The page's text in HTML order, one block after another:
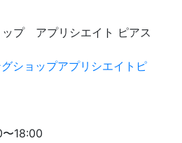
ップ アプリシエイト ピアス
〜18:00